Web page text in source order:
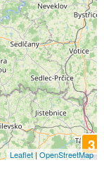
3
Leaflet| OpenStreetMap